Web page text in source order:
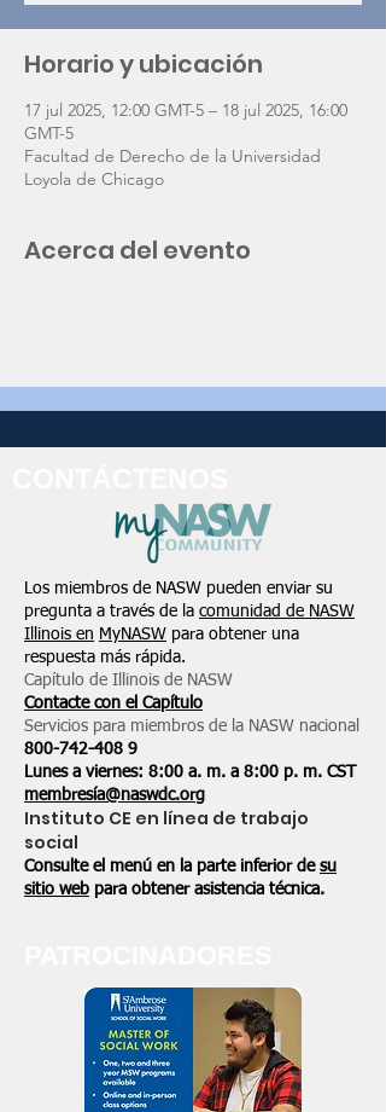
Horario y ubicación
17 jul 2025, 12:00 GMT-5 – 18 jul 2025, 16:00
GMT-5
Facultad de Derecho de la Universidad
Loyola de Chicago
Acerca del evento
Los miembros de NASW pueden enviar su
pregunta a través de la comunidad de NASW
Illinois en MyNASW para obtener una
respuesta más rápida.
Capítulo de Illinois de NASW
Contacte con el Capítulo
Servicios para miembros de la NASW nacional
800-742-408 9
Lunes a viernes: 8:00 a. m. a 8:00 p. m. CST
membresía@naswdc.org
Instituto CE en línea de trabajo
social
Consulte el menú en la parte inferior de su
sitio web para obtener asistencia técnica.